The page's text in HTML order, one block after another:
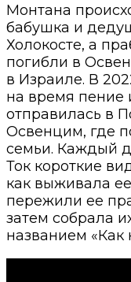
Монтана
бабушка и
Холокосте, а
погибли в
в Израиле. В
на время пение
отправилась в
Освенцим, где
семьи. Каждый
Ток короткие
как выживала
пережили ее
затем собрала
названием «Как